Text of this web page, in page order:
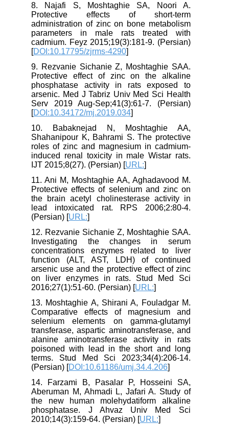
8. Najafi S, Moshtaghie SA, Noori A.
Protective effects of short-term
administration of zinc on bone metabolism
parameters in male rats treated with
cadmium. Feyz 2015;19(3):181-9. (Persian)
[DOI:10.17795/zjrms-4290
9. Rezvanie Sichanie Z, Moshtaghie SAA.
Protective effect of zinc on the alkaline
phosphatase activity in rats exposed to
arsenic. Med J Tabriz Univ Med Sci Health
Serv 2019 Aug-Sep;41(3):61-7. (Persian)
[DOI:10.34172/mj.2019.034
10. Babaknejad N, Moshtaghie AA,
Shahanipour K, Bahrami S. The protective
roles of zinc and magnesium in cadmium-
induced renal toxicity in male Wistar rats.
IJT 2015;8(27). (Persian) [URL:
11. Ani M, Moshtaghie AA, Aghadavood M.
Protective effects of selenium and zinc on
the brain acetyl cholinesterase activity in
lead intoxicated rat. RPS 2006;2:80-4.
(Persian) [URL:
12. Rezvanie Sichanie Z, Moshtaghie SAA.
Investigating the changes in serum
concentrations enzymes related to liver
function (ALT, AST, LDH) of continued
arsenic use and the protective effect of zinc
on liver enzymes in rats. Stud Med Sci
2016;27(1):51-60. (Persian) [URL:
13. Moshtaghie A, Shirani A, Fouladgar M.
Comparative effects of magnesium and
selenium elements on gamma-glutamyl
transferase, aspartic aminotransferase, and
alanine aminotransferase activity in rats
poisoned with lead in the short and long
terms. Stud Med Sci 2023;34(4):206-14.
(Persian) [DOI:10.61186/umj.34.4.206
14. Farzami B, Pasalar P, Hosseini SA,
Aberuman M, Ahmadi L, Jafari A. Study of
the new human molehydatiform alkaline
phosphatase. J Ahvaz Univ Med Sci
2010;14(3):159-64. (Persian) [URL: